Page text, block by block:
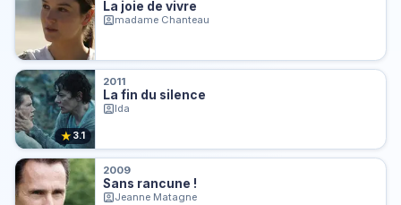
La joie de vivre
madame Chanteau
★3.1
2011
La fin du silence
Ida
2009
Sans rancune !
Jeanne Matagne